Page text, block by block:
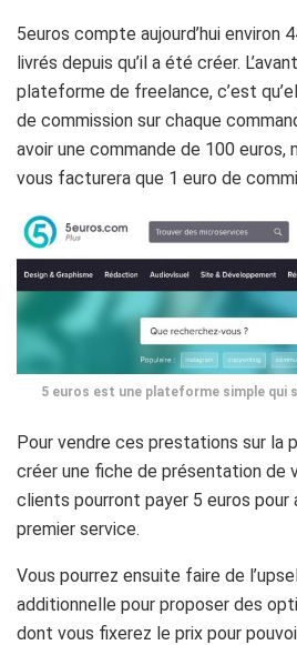
5euros compte aujourd’hui environ
livrés depuis qu’il a été créer.
plateforme de freelance, c’est
de commission sur chaque
avoir une commande de 100 euros,
vous facturera que 1 euro de
5 euros est une plateforme simple qui
Pour vendre ces prestations sur la
créer une fiche de présentation de
clients pourront payer 5 euros pour
premier service.
Vous pourrez ensuite faire de
additionnelle pour proposer des
dont vous fixerez le prix pour